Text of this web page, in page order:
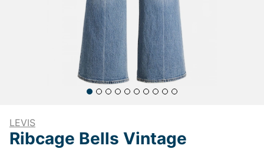
LEVIS
Ribcage Bells Vintage